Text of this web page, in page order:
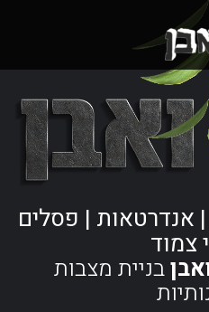
אנדרטאות | פסלים
צמוד
בניית מצבות